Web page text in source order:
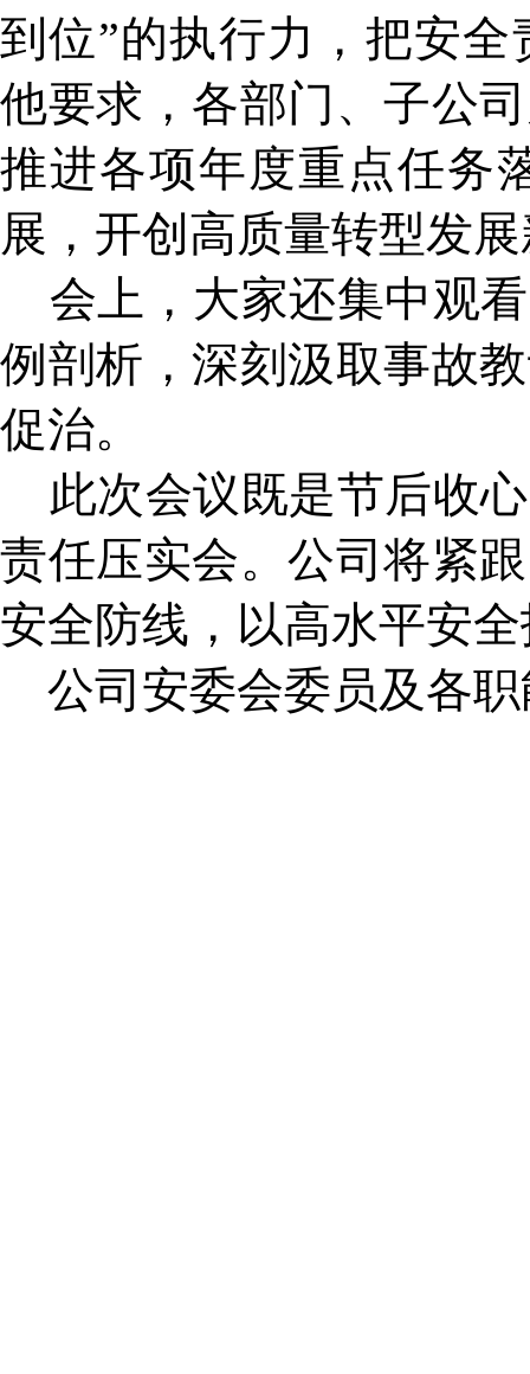
到位”的执行力，把安
他要求，各部门、子公
推进各项年度重点任务
展，开创高质量转型发
会上，大家还集中观
例剖析，深刻汲取事故
促治。
此次会议既是节后收
责任压实会。公司将紧
安全防线，以高水平安
公司安委会委员及各职